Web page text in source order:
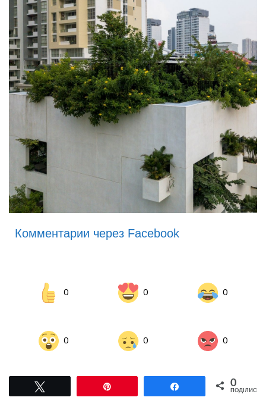
Комментарии через Facebook
0 0 0
0 0 0
Поділитися0
ПОДІЛИСЬ